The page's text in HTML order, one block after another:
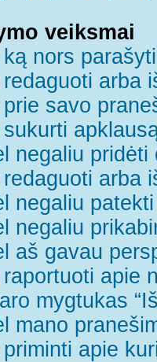
veiksmai
ką nors
redaguoti arba
prie savo
sukurti
negaliu
redaguoti arba
negaliu
negaliu
aš gavau
raportuoti apie
mygtukas
mano
priminti apie